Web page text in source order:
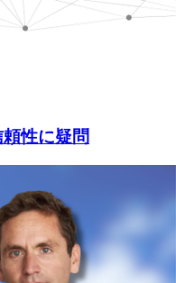
性に疑問